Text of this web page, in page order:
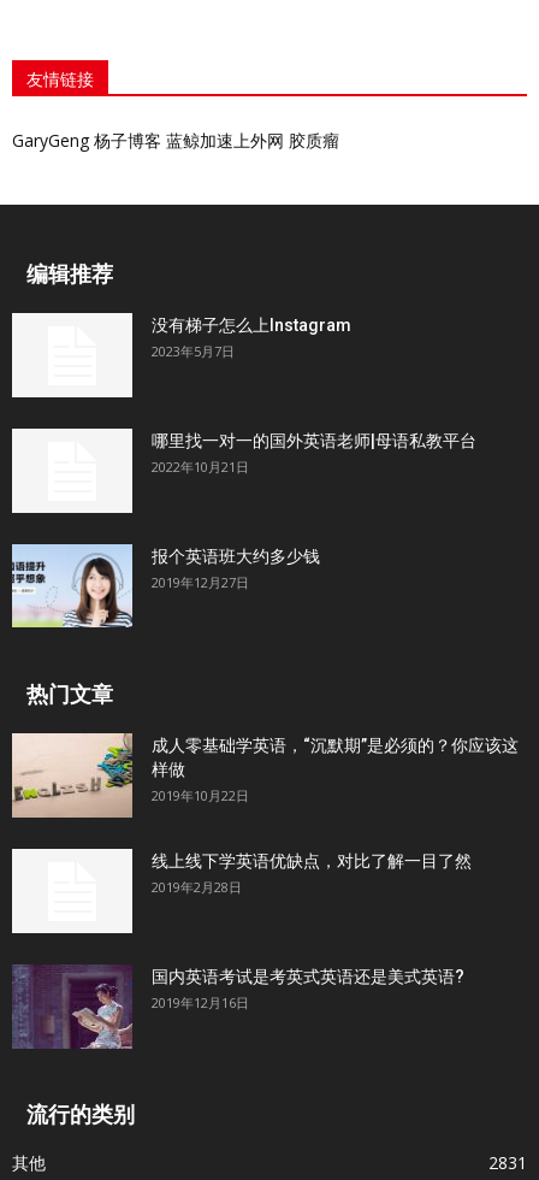
友情链接
GaryGeng 杨子博客 蓝鲸加速上外网 胶质瘤
编辑推荐
没有梯子怎么上Instagram
2023年5月7日
哪里找一对一的国外英语老师|母语私教平台
2022年10月21日
报个英语班大约多少钱
2019年12月27日
热门文章
成人零基础学英语，“沉默期”是必须的？你应该这
样做
2019年10月22日
线上线下学英语优缺点，对比了解一目了然
2019年2月28日
国内英语考试是考英式英语还是美式英语?
2019年12月16日
流行的类别
其他
2831